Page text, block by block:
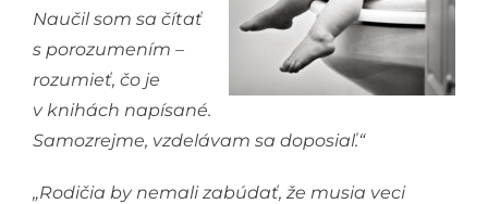
Naučil som sa čítať
s porozumením –
rozumieť, čo je
v knihách napísané.
Samozrejme, vzdelávam sa doposiaľ.“
„Rodičia by nemali zabúdať, že musia veci